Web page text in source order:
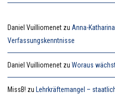
Daniel Vuilliomenet zu Anna-
Verfassungskenntnisse
Daniel Vuilliomenet zu Woraus
MissB! zu Lehrkräftemangel –